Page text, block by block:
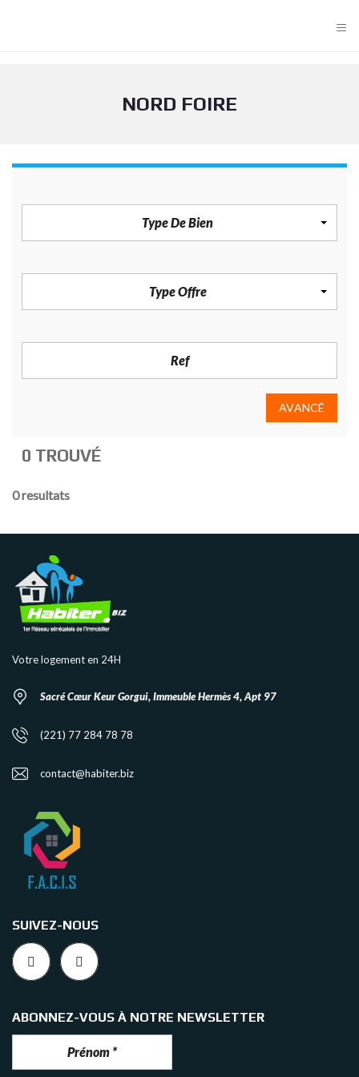
≡
NORD FOIRE
Type De Bien
Type Offre
AVANCÉ
0 TROUVÉ
0 resultats
Votre logement en 24H
Sacré Cœur Keur Gorgui, Immeuble Hermès 4, Apt 97
(221) 77 284 78 78
contact@habiter.biz
SUIVEZ-NOUS
ABONNEZ-VOUS À NOTRE NEWSLETTER